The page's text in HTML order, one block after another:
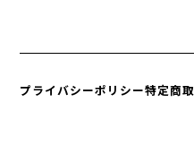
プライバシーポリシー特定商